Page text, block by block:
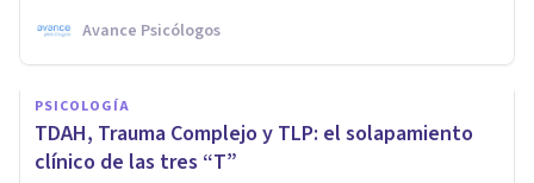
Avance Psicólogos
PSICOLOGÍA
TDAH, Trauma Complejo y TLP: el solapamiento
clínico de las tres “T”